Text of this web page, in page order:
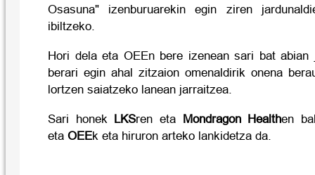
Osasuna" izenburuarekin egin ziren
ibiltzeko.
Hori dela eta OEEn bere izenean sari bat abian
berari egin ahal zitzaion omenaldirik onena
lortzen saiatzeko lanean jarraitzea.
Sari honek LKSren eta Mondragon Healthen
eta OEEk eta hiruron arteko lankidetza da.